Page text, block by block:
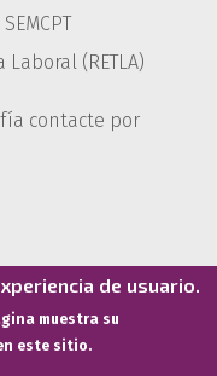
(RETLA)
contacte por
de usuario.
muestra su
este sitio.